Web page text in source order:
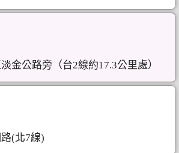
金公路旁（台2線約17.3公里處）
(北7線)